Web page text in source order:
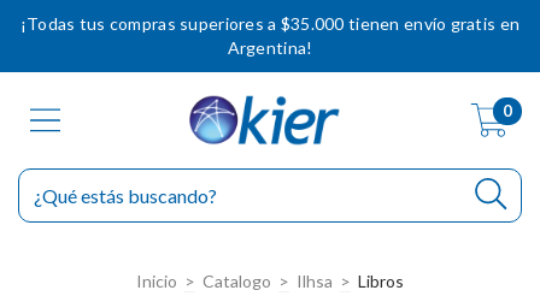
¡Todas tus compras superiores a $35.000 tienen envío gratis en
Argentina!
0
Inicio > Catalogo > Ilhsa > Libros